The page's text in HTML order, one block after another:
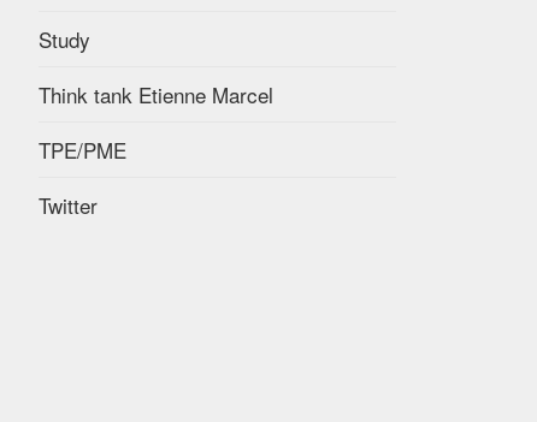
Study
Think tank Etienne Marcel
TPE/PME
Twitter